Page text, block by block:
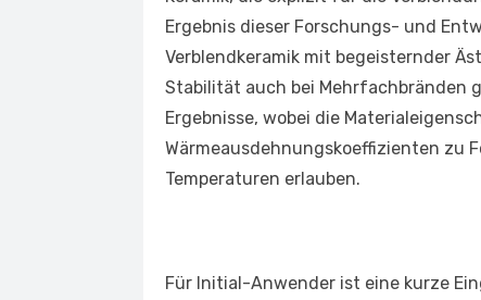
Ergebnis dieser Forschungs- und
Verblendkeramik mit begeisternder
Stabilität auch bei Mehrfachbränden
Ergebnisse, wobei die
Wärmeausdehnungskoeffizienten zu
Temperaturen erlauben.
Für Initial-Anwender ist eine kurze